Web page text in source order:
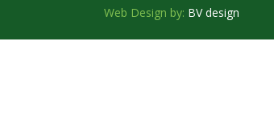
Web Design by: BV design